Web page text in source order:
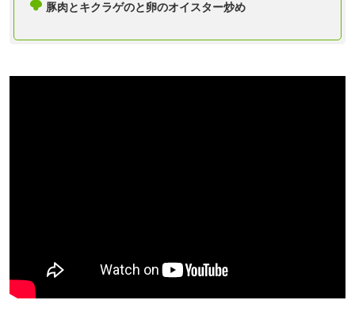
豚肉とキクラゲのと卵のオイスター炒め